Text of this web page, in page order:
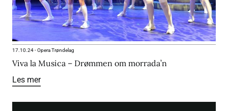
17.10.24-Opera Trøndelag
Viva la Musica – Drømmen om morrada’n
Les mer